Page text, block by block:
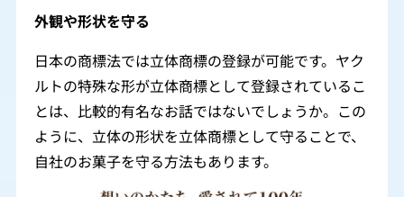
外観や形状を守る
日本の商標法では立体商標の登録が可能です。ヤク
ルトの特殊な形が立体商標として登録されているこ
とは、比較的有名なお話ではないでしょうか。この
ように、立体の形状を立体商標として守ることで、
自社のお菓子を守る方法もあります。